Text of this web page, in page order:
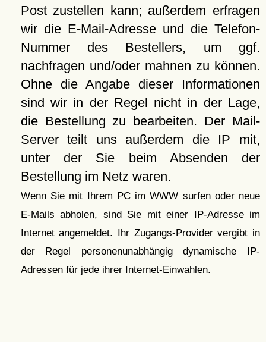
Post zustellen kann; außerdem erfragen
wir die E-Mail-Adresse und die Telefon-
Nummer des Bestellers, um ggf.
nachfragen und/oder mahnen zu können.
Ohne die Angabe dieser Informationen
sind wir in der Regel nicht in der Lage,
die Bestellung zu bearbeiten. Der Mail-
Server teilt uns außerdem die IP mit,
unter der Sie beim Absenden der
Bestellung im Netz waren.
Wenn Sie mit Ihrem PC im WWW surfen oder neue
E-Mails abholen, sind Sie mit einer IP-Adresse im
Internet angemeldet. Ihr Zugangs-Provider vergibt in
der Regel personenunabhängig dynamische IP-
Adressen für jede ihrer Internet-Einwahlen.